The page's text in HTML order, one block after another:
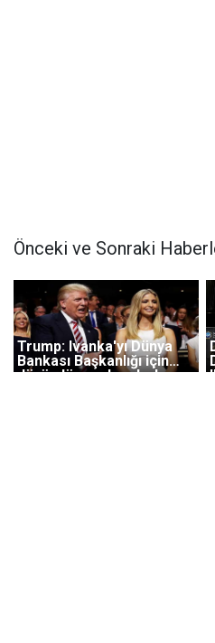
Önceki ve Sonraki
Trump: Ivanka'yı Dünya
Bankası Başkanlığı için
düşündüm, rakamlarla